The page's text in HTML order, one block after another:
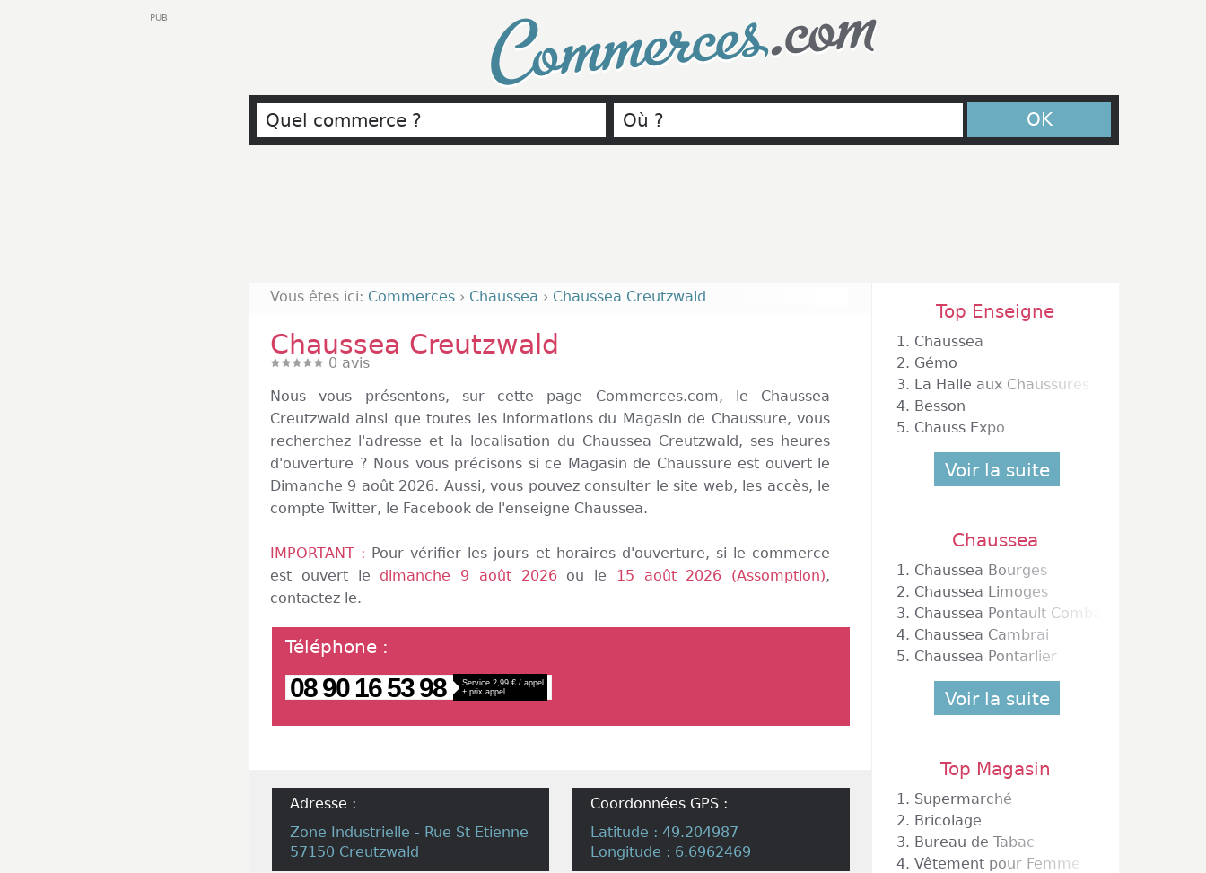
Commerces.com
OK
Vous êtes ici: Commerces › Chaussea › Chaussea Creutzwald
Chaussea Creutzwald
0 avis
Nous vous présentons, sur cette page Commerces.com, le Chaussea
Creutzwald ainsi que toutes les informations du Magasin de Chaussure, vous
recherchez l'adresse et la localisation du Chaussea Creutzwald, ses heures
d'ouverture ? Nous vous précisons si ce Magasin de Chaussure est ouvert le
Dimanche 9 août 2026. Aussi, vous pouvez consulter le site web, les accès, le
compte Twitter, le Facebook de l'enseigne Chaussea.
IMPORTANT : Pour vérifier les jours et horaires d'ouverture, si le commerce
est ouvert le dimanche 9 août 2026ou le 15 août 2026 (Assomption),
contactez le.
Téléphone :
08 90 16 53 98
Service 2,99 € / appel
+ prix appel
Adresse :
Zone Industrielle - Rue St Etienne
57150 Creutzwald
Coordonnées GPS :
Latitude : 49.204987
Longitude : 6.6962469
Top Enseigne
1. Chaussea
2. Gémo
3. La Halle aux Chaussures
4. Besson
5. Chauss Expo
Voir la suite
Chaussea
1. Chaussea Bourges
2. Chaussea Limoges
3. Chaussea Pontault Combault
4. Chaussea Cambrai
5. Chaussea Pontarlier
Voir la suite
Top Magasin
1. Supermarché
2. Bricolage
3. Bureau de Tabac
4. Vêtement pour Femme
PUB